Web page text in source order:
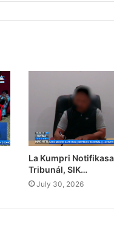
La Kumpri
Tribunál, SIK…
July 30, 2026